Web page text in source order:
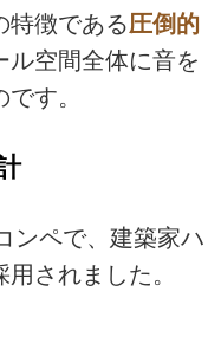
特徴である圧倒的
ル空間全体に音を
す。
ンペで、建築家ハ
されました。